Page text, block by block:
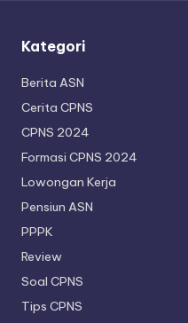
Kategori
Berita ASN
Cerita CPNS
CPNS 2024
Formasi CPNS 2024
Lowongan Kerja
Pensiun ASN
PPPK
Review
Soal CPNS
Tips CPNS